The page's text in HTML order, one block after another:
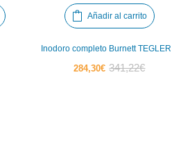
Añadir al carrito
Inodoro completo Burnett TEGLER
284,30€El341,22€El